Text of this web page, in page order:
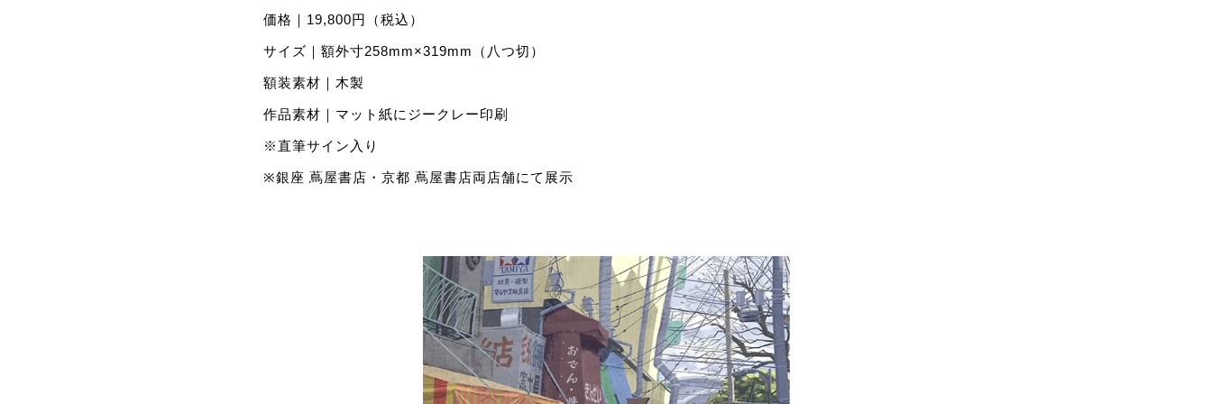
価格｜19,800円（税込）
サイズ｜額外寸258mm×319mm（八つ切）
額装素材｜木製
作品素材｜マット紙にジークレー印刷
※直筆サイン入り
※銀座 蔦屋書店・京都 蔦屋書店両店舗にて展示